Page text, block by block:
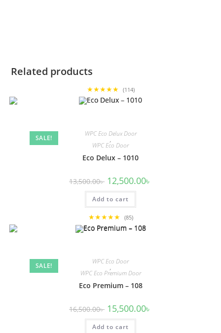
Related products
★★★★★ (114)
SALE!
WPC Eco Delux Door
,
WPC Eco Door
Eco Delux – 1010
13,500.00৳ Original
price
was:
13,500.00৳ .
12,500.00৳
Add to cart
★★★★★ (85)
SALE!
WPC Eco Door
,
WPC Eco Premium Door
Eco Premium – 108
16,500.00৳ Original
price
was:
16,500.00৳ .
15,500.00৳
Add to cart